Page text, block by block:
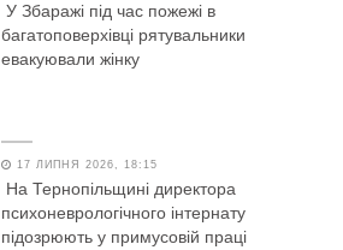
У Збаражі під час пожежі в
багатоповерхівці рятувальники
евакуювали жінку
17 ЛИПНЯ 2026, 18:15
На Тернопільщині директора
психоневрологічного інтернату
підозрюють у примусовій праці